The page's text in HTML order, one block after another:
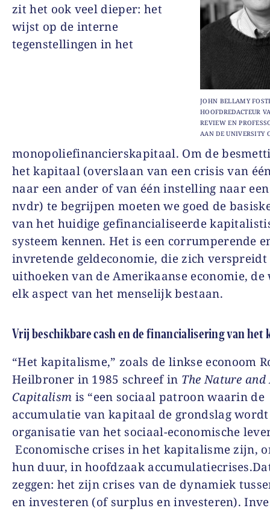
JOHN BELLAMY
HOOFDREDACTEUR
REVIEWEN
AAN DE UNIVERSITY
zit het ook veel dieper: het
wijst op de interne
tegenstellingen in het
monopoliefinancierskapitaal. Om de
het kapitaal (overslaan van een crisis van
naar een ander of van één instelling naar
nvdr) te begrijpen moeten we goed de
van het huidige gefinancialiseerde
systeem kennen. Het is een corrumperende
invretende geldeconomie, die zich
uithoeken van de Amerikaanse economie, de
elk aspect van het menselijk bestaan.
Vrij beschikbarecashen de financialisering van het
“Het kapitalisme,”zoals de linkse econoom
Heilbroner in 1985 schreef in The Nature
Capitalism is “een sociaal patroon waarin de
accumulatie van kapitaal de grondslag
organisatie van het sociaal-economische
Economische crises in het kapitalisme zijn,
hun duur, in hoofdzaak
zeggen: het zijn crises van de dynamiek
en investeren (of surplus en investeren). I